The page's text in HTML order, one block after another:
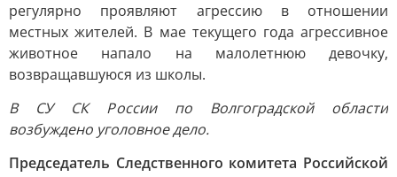
регулярно проявляют агрессию в отношении
местных жителей. В мае текущего года агрессивное
животное напало на малолетнюю девочку,
возвращавшуюся из школы.
В СУ СК России по Волгоградской области
возбуждено уголовное дело.
Председатель Следственного комитета Российской